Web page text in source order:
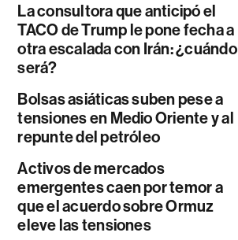
La consultora que anticipó el
TACO de Trump le pone fecha a
otra escalada con Irán: ¿cuándo
será?
Bolsas asiáticas suben pese a
tensiones en Medio Oriente y al
repunte del petróleo
Activos de mercados
emergentes caen por temor a
que el acuerdo sobre Ormuz
eleve las tensiones